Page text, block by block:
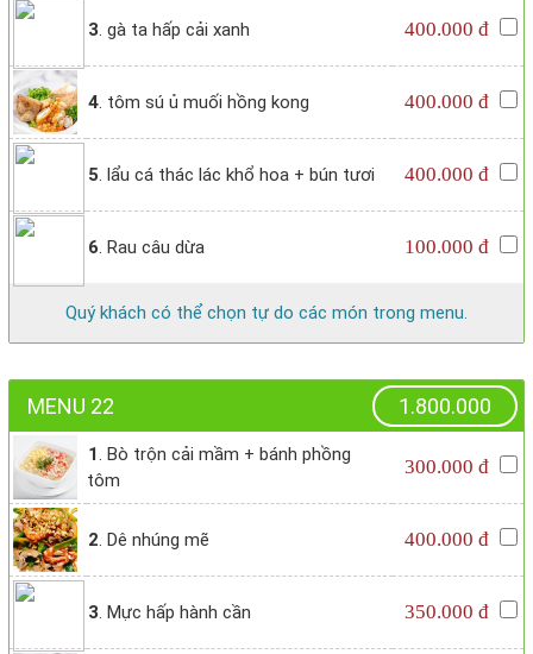
3. gà ta hấp cải xanh 400.000 đ
4. tôm sú ủ muối hồng kong 400.000 đ
5. lẩu cá thác lác khổ hoa + bún tươi 400.000 đ
6. Rau câu dừa 100.000 đ
Quý khách có thể chọn tự do các món trong menu.
MENU 22 1.800.000
1. Bò trộn cải mầm + bánh phồng
tôm
300.000 đ
2. Dê nhúng mẽ 400.000 đ
3. Mực hấp hành cần 350.000 đ